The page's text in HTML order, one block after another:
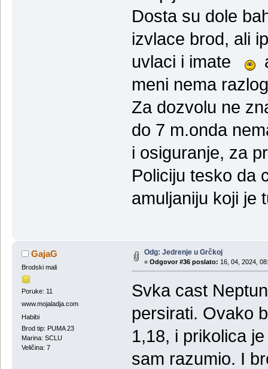
Dosta su dole
izvlace brod, ali
uvlaci i imate
meni nema
Za dozvolu ne
do 7 m.onda
i osiguranje, za
Policiju tesko da
amuljaniju koji je
GajaG
Brodski mali
Poruke: 11
www.mojaladja.com
Habibi
Brod tip: PUMA 23
Marina: SCLU
Veličina: 7
Odg: Jedrenje u Grčkoj
« Odgovor #36 poslato: 16, 04, 2024,
Svka cast
persirati. Ovako
1,18, i prikolica
sam razumio. I